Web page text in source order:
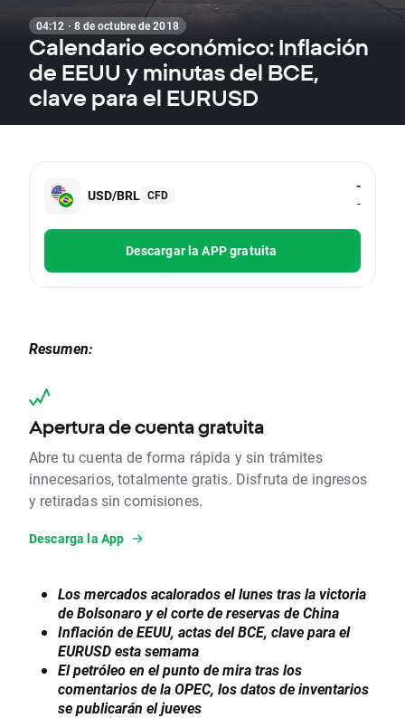
04:12 · 8 de octubre de 2018
Calendario económico: Inflación
de EEUU y minutas del BCE,
clave para el EURUSD
USD/BRL CFD
-
-
Descargar la APP gratuita
Resumen:
Apertura de cuenta gratuita
Abre tu cuenta de forma rápida y sin trámites
innecesarios, totalmente gratis. Disfruta de ingresos
y retiradas sin comisiones.
Descarga la App
Los mercados acalorados el lunes tras la victoria
de Bolsonaro y el corte de reservas de China
Inflación de EEUU, actas del BCE, clave para el
EURUSD esta semama
El petróleo en el punto de mira tras los
comentarios de la OPEC, los datos de inventarios
se publicarán el jueves